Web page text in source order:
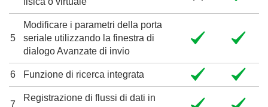
5
Modificare i parametri della porta
seriale utilizzando la finestra di
dialogo Avanzate di invio
6 Funzione di ricerca integrata
7
Registrazione di flussi di dati in